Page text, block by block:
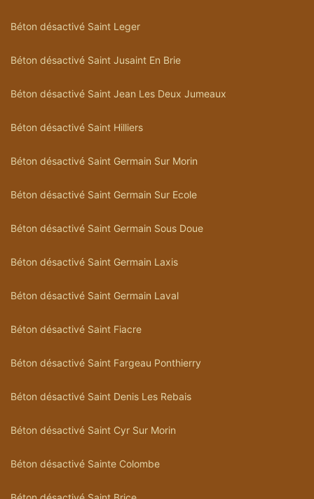
Béton désactivé Saint Leger
Béton désactivé Saint Jusaint En Brie
Béton désactivé Saint Jean Les Deux Jumeaux
Béton désactivé Saint Hilliers
Béton désactivé Saint Germain Sur Morin
Béton désactivé Saint Germain Sur Ecole
Béton désactivé Saint Germain Sous Doue
Béton désactivé Saint Germain Laxis
Béton désactivé Saint Germain Laval
Béton désactivé Saint Fiacre
Béton désactivé Saint Fargeau Ponthierry
Béton désactivé Saint Denis Les Rebais
Béton désactivé Saint Cyr Sur Morin
Béton désactivé Sainte Colombe